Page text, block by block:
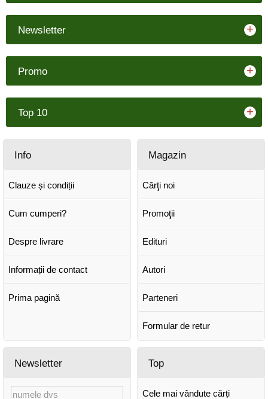
Newsletter +
Promo +
Top 10 +
Info
Clauze și condiții
Cum cumperi?
Despre livrare
Informații de contact
Prima pagină
Magazin
Cărţi noi
Promoţii
Edituri
Autori
Parteneri
Formular de retur
Newsletter Top
Cele mai vândute cărți